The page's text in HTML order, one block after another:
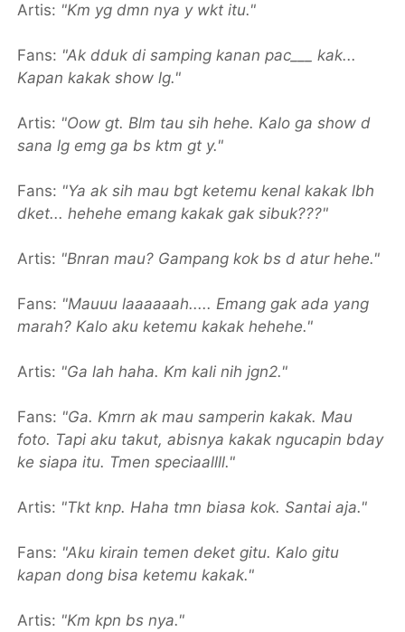
Artis: "Km yg dmn nya y wkt itu."
Fans: "Ak dduk di samping kanan pac___ kak...
Kapan kakak show lg."
Artis: "Oow gt. Blm tau sih hehe. Kalo ga show d
sana lg emg ga bs ktm gt y."
Fans: "Ya ak sih mau bgt ketemu kenal kakak lbh
dket... hehehe emang kakak gak sibuk???"
Artis: "Bnran mau? Gampang kok bs d atur hehe."
Fans: "Mauuu laaaaaah..... Emang gak ada yang
marah? Kalo aku ketemu kakak hehehe."
Artis: "Ga lah haha. Km kali nih jgn2."
Fans: "Ga. Kmrn ak mau samperin kakak. Mau
foto. Tapi aku takut, abisnya kakak ngucapin bday
ke siapa itu. Tmen speciaallll."
Artis: "Tkt knp. Haha tmn biasa kok. Santai aja."
Fans: "Aku kirain temen deket gitu. Kalo gitu
kapan dong bisa ketemu kakak."
Artis: "Km kpn bs nya."